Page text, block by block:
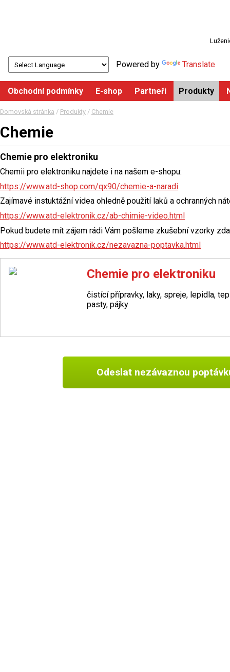
Powered by Translate
Obchodní podmínky E-shop Partneři Produkty
Domovská stránka / Produkty / Chemie
Chemie
Chemie pro elektroniku
Chemii pro elektroniku najdete i na našem e-shopu:
https://www.atd-shop.com/qx90/chemie-a-naradi
Zajímavé instuktážní videa ohledně použití laků a ochranných
https://www.atd-elektronik.cz/ab-chimie-video.html
Pokud budete mít zájem rádi Vám pošleme zkušební vzorky
https://www.atd-elektronik.cz/nezavazna-poptavka.html
Chemie pro elektroniku
čistící přípravky, laky, spreje, lepidla,
pasty, pájky
Odeslat nezávaznou